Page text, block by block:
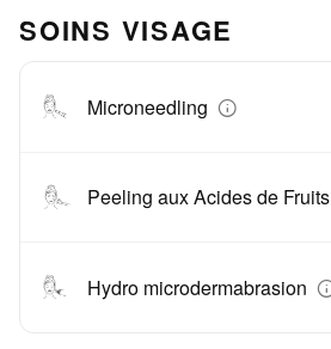
SOINS VISAGE
Microneedling
Peeling aux Acides de Fruits
Hydro microdermabrasion